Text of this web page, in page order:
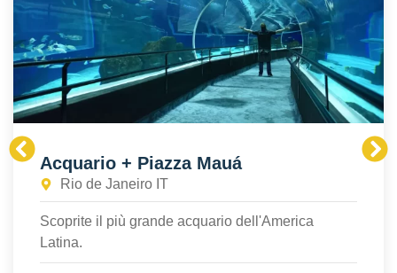
Acquario + Piazza Mauá
Rio de Janeiro IT
Scoprite il più grande acquario dell'America
Latina.